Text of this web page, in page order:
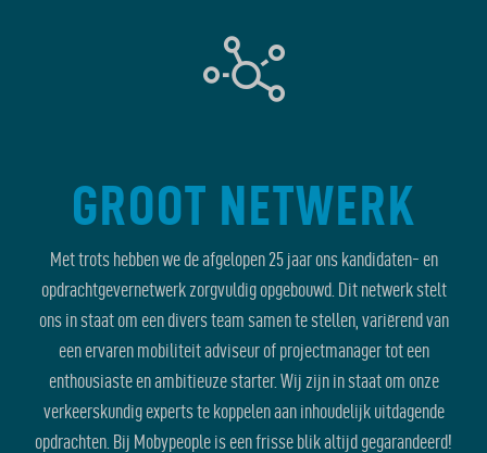
GROOT NETWERK
Met trots hebben we de afgelopen 25 jaar ons kandidaten- en
opdrachtgevernetwerk zorgvuldig opgebouwd. Dit netwerk stelt
ons in staat om een divers team samen te stellen, variërend van
een ervaren mobiliteit adviseur of projectmanager tot een
enthousiaste en ambitieuze starter. Wij zijn in staat om onze
verkeerskundig experts te koppelen aan inhoudelijk uitdagende
opdrachten. Bij Mobypeople is een frisse blik altijd gegarandeerd!